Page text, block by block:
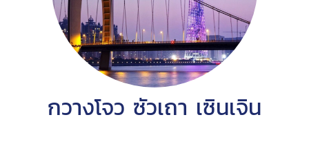
กวางโจว ซัวเถา เซินเจิน